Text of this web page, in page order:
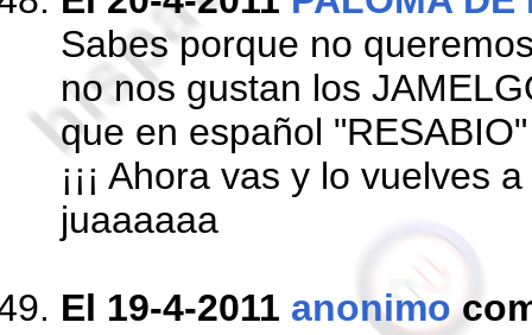
Sabes porque no
no nos gustan los
que en español
¡¡¡ Ahora vas y lo vuelves
juaaaaaa
El 19-4-2011 anonimo